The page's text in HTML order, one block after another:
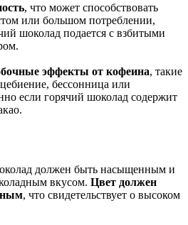
, что может способствовать
или большом потреблении,
шоколад подается с взбитыми
эффекты от кофеина, такие
бессонница или
если горячий шоколад содержит
должен быть насыщенным и
вкусом. Цвет должен
, что свидетельствует о высоком